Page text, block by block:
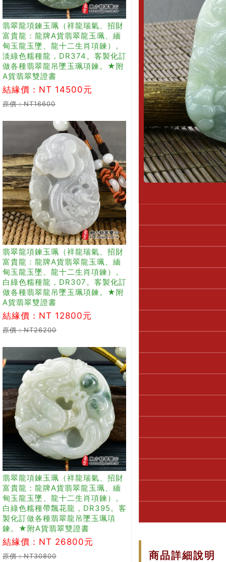
翡翠龍項鍊玉珮（祥龍瑞氣、招財
富貴龍：龍牌A貨翡翠龍玉珮、緬
甸玉龍玉墜、龍十二生肖項鍊）。
淡綠色糯種龍，DR374。客製化訂
做各種翡翠龍吊墜玉珮項鍊。★附
A貨翡翠雙證書
結緣價：NT 14500元
原價：NT16600
翡翠龍項鍊玉珮（祥龍瑞氣、招財
富貴龍：龍牌A貨翡翠龍玉珮、緬
甸玉龍玉墜、龍十二生肖項鍊）。
白綠色糯種龍，DR307。客製化訂
做各種翡翠龍吊墜玉珮項鍊。★附
A貨翡翠雙證書
結緣價：NT 12800元
原價：NT26200
翡翠龍項鍊玉珮（祥龍瑞氣、招財
富貴龍：龍牌A貨翡翠龍玉珮、緬
甸玉龍玉墜、龍十二生肖項鍊）。
白綠色糯種帶飄花龍，DR395。客
製化訂做各種翡翠龍吊墜玉珮項
鍊。★附A貨翡翠雙證書
結緣價：NT 26800元
原價：NT30800 商品詳細說明